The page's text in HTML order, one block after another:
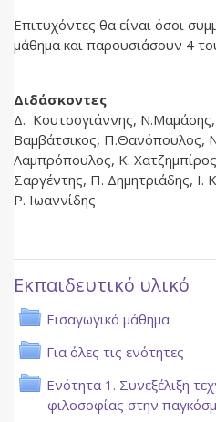
Επιτυχόντες θα είναι όσοι
μάθημα και παρουσιάσουν 4
Διδάσκοντες
Δ. Κουτσογιάννης,
Βαμβάτσικος, Π.Θανόπουλος,
Λαμπρόπουλος, Κ.
Σαργέντης, Π. Δημητριάδης,
Ρ. Ιωαννίδης
Εκπαιδευτικό υλικό
Εισαγωγικό μάθημα
Φάκελος
Για όλες τις ενότητες
Φάκελος
Ενότητα 1. Συνεξέλιξη
φιλοσοφίας στην